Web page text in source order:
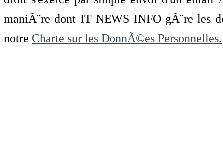
maniÃ¨re dont IT NEWS INFO gÃ¨re les
notre Charte sur les DonnÃ©es Personnelles.